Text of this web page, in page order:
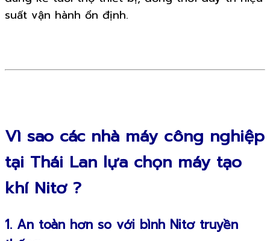
suất vận hành ổn định.
Vì sao các nhà máy công nghiệp
tại Thái Lan lựa chọn máy tạo
khí Nitơ ?
1. An toàn hơn so với bình Nitơ truyền